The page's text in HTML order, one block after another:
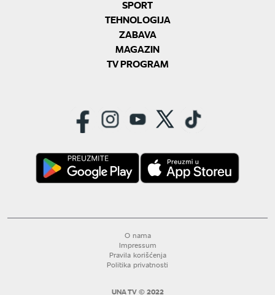
SPORT
TEHNOLOGIJA
ZABAVA
MAGAZIN
TV PROGRAM
O nama
Impressum
Pravila korišćenja
Politika privatnosti
UNA TV © 2022